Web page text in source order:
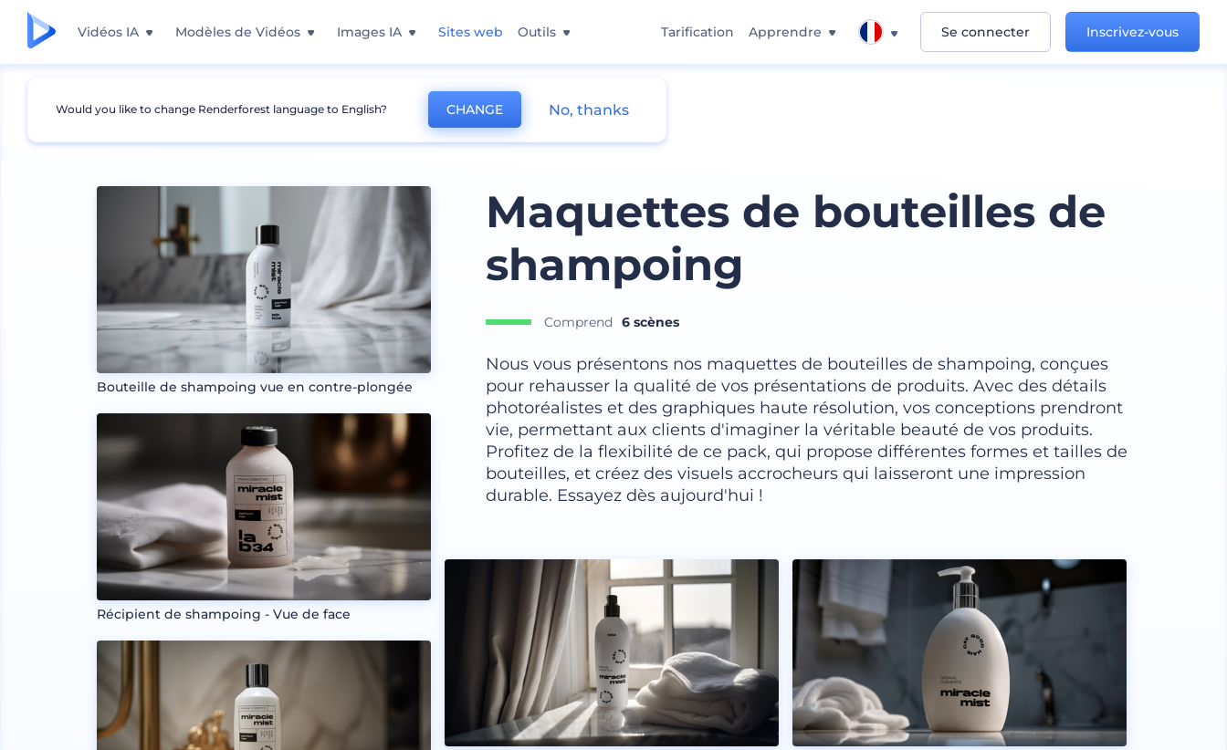
Vidéos IA Modèles de Vidéos Images IA Sites web Outils Tarification Apprendre Se connecter Inscrivez-vous
Mockups Produits Maquette de cosmétique
Bouteille de shampoing vue en contre-plongée
Récipient de shampoing - Vue de face
Maquettes de bouteilles de
shampoing
Comprend 6 scènes
Nous vous présentons nos maquettes de bouteilles de shampoing, conçues
pour rehausser la qualité de vos présentations de produits. Avec des détails
photoréalistes et des graphiques haute résolution, vos conceptions prendront
vie, permettant aux clients d'imaginer la véritable beauté de vos produits.
Profitez de la flexibilité de ce pack, qui propose différentes formes et tailles de
bouteilles, et créez des visuels accrocheurs qui laisseront une impression
durable. Essayez dès aujourd'hui !
Would you like to change Renderforest language to English? CHANGE No, thanks